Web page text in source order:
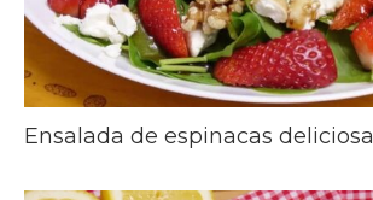
Ensalada de espinacas deliciosa